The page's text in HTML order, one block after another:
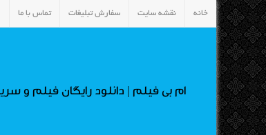
خانه نقشه سایت سفارش تبلیغات تماس با ما
ام بی فیلم | دانلود رایگان فیلم و